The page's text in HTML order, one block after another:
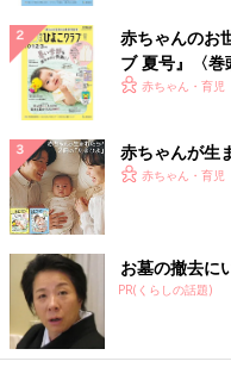
このような商品の危険性を
います(*2)。ネットで購入
し、認証マークの有無を
*2：お子さまの安全を脅か
おすすめチャイルドシ
では、具体的にどんな商
ために、人気５ブランドの
全国読者の投票で行ってい
2017年版
赤ちゃんのお
ブ 夏号』〈
く！ おっぱい
赤ちゃん・育児
赤ちゃんが生
赤ちゃん・育児
お墓の撤去に
PR(くらしの話題)